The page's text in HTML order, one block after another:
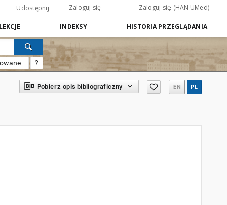
Udostępnij Zaloguj się Zaloguj się (HAN UMed)
INDEKSY HISTORIA PRZEGLĄDANIA
?
Pobierz opis bibliograficzny EN PL